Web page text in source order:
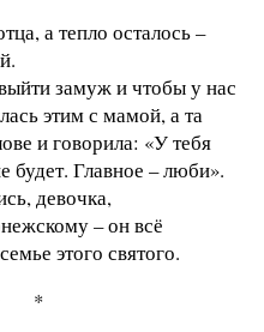
а тепло осталось –
замуж и чтобы у нас
этим с мамой, а та
и говорила: «У тебя
будет. Главное – люби».
девочка,
– он всё
этого святого.
*